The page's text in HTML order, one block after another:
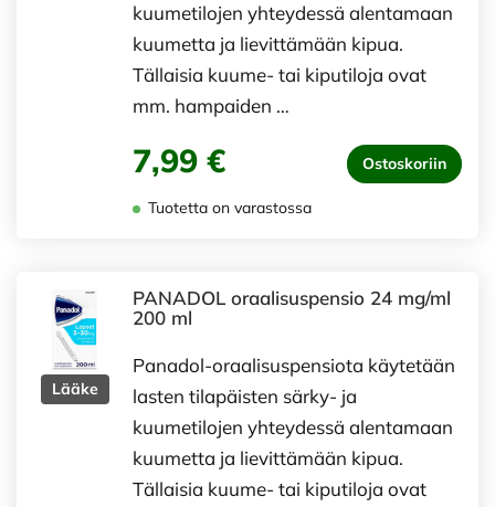
kuumetilojen yhteydessä alentamaan
kuumetta ja lievittämään kipua.
Tällaisia kuume- tai kiputiloja ovat
mm. hampaiden …
7,99 € Ostoskoriin
Tuotetta on varastossa
Lääke
PANADOL oraalisuspensio 24 mg/ml
200 ml
Panadol-oraalisuspensiota käytetään
lasten tilapäisten särky- ja
kuumetilojen yhteydessä alentamaan
kuumetta ja lievittämään kipua.
Tällaisia kuume- tai kiputiloja ovat